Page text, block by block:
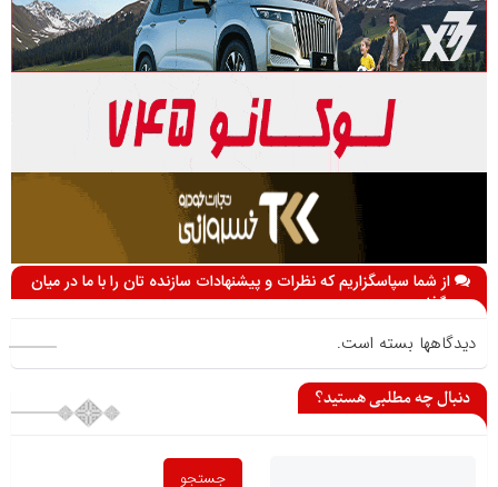
از شما سپاسگزاریم که نظرات و پیشنهادات سازنده تان را با ما در میان
می گذارید
دیدگاهها بسته است.
دنبال چه مطلبی هستید؟